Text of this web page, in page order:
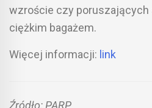
wzroście czy poruszających
ciężkim bagażem.
Więcej informacji: link
Źródło: PARP